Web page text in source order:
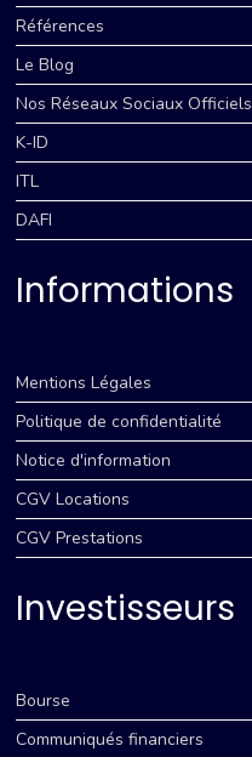
Références
Le Blog
Nos Réseaux Sociaux Officiels
K-ID
ITL
DAFI
Informations
Mentions Légales
Politique de confidentialité
Notice d'information
CGV Locations
CGV Prestations
Investisseurs
Bourse
Communiqués financiers